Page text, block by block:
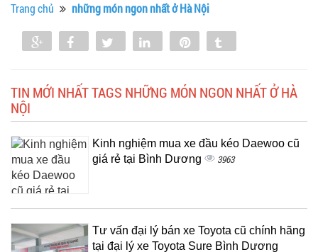
Trang chủ những món ngon nhất ở Hà Nội
Share Share Tweet Share
TIN MỚI NHẤT TAGS NHỮNG MÓN NGON NHẤT Ở HÀ
NỘI
Kinh nghiệm mua xe đầu kéo Daewoo cũ
giá rẻ tại Bình Dương
3963
Tư vấn đại lý bán xe Toyota cũ chính hãng
tại đại lý xe Toyota Sure Bình Dương